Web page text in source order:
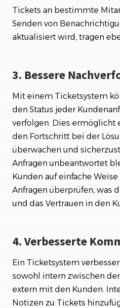
Tickets an bestimmte
Senden von
aktualisiert wird, tragen
3. Bessere
Mit einem Ticketsystem
den Status jeder
verfolgen. Dies ermöglicht
den Fortschritt bei der
überwachen und
Anfragen unbeantwortet
Kunden auf einfache
Anfragen überprüfen, was
und das Vertrauen in den
4. Verbesserte
Ein Ticketsystem
sowohl intern zwischen
extern mit den Kunden.
Notizen zu Tickets